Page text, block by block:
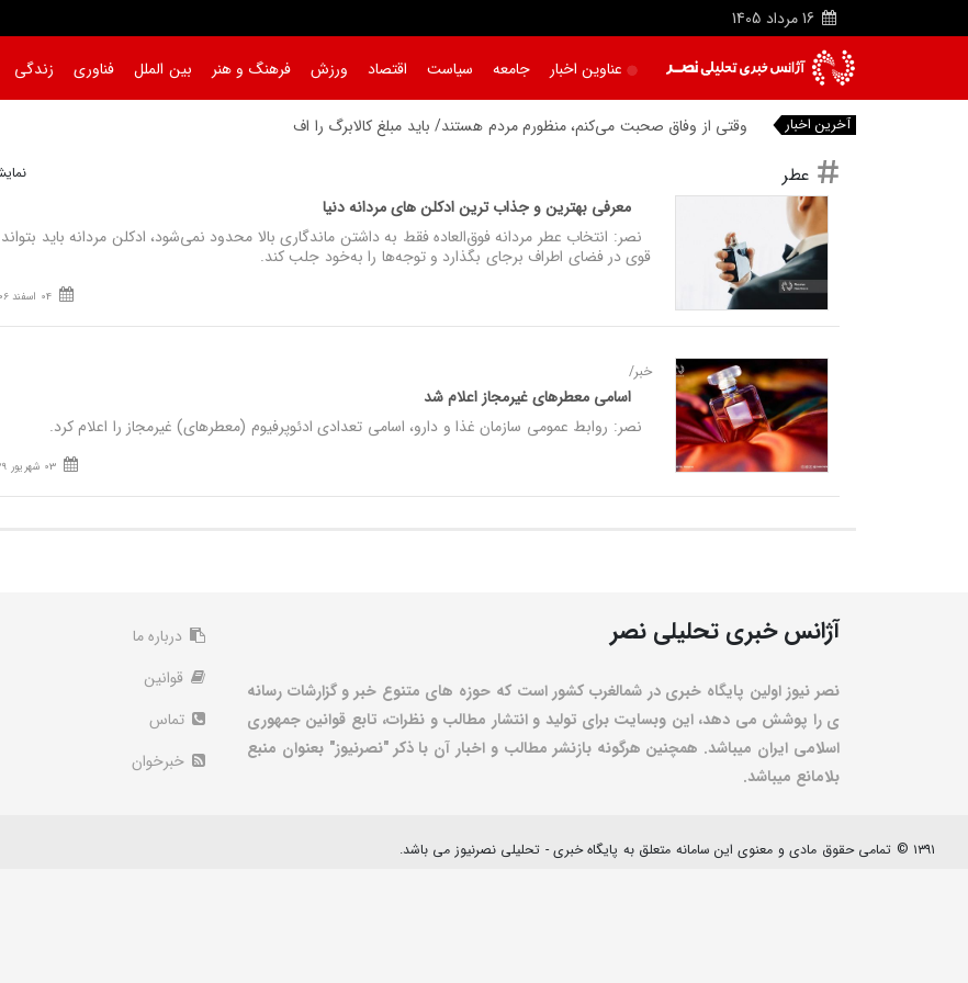
16 مرداد 1405
عناوین اخبار جامعه سیاست اقتصاد ورزش فرهنگ و هنر بین الملل فناوری زندگی
آخرین اخبار وقتی از وفاق صحبت می‌کنم، منظورم مردم هستند/ باید مبلغ کالابرگ را افزایش
عطر نمایش 1 تا
معرفی بهترین و جذاب ترین ادکلن های مردانه دنیا
نصر: انتخاب عطر مردانه فوق‌العاده فقط به داشتن ماندگاری بالا محدود نمی‌شود، ادکلن مردانه باید
قوی در فضای اطراف برجای بگذارد و توجه‌ها را به‌خود جلب کند.
04 اسفند 06
خبر/
اسامی معطرهای غیرمجاز اعلام شد
نصر: روابط عمومی سازمان غذا و دارو، اسامی تعدادی ادئوپرفیوم (معطرهای) غیرمجاز را اعلام کرد.
03 شهریور 29
آژانس خبری تحلیلی نصر
نصر نیوز اولین پایگاه خبری در شمالغرب کشور است که حوزه های متنوع خبر و گزارشات رسانه
ی را پوشش می دهد، این وبسایت برای تولید و انتشار مطالب و نظرات، تابع قوانین جمهوری
اسلامی ایران میباشد. همچنین هرگونه بازنشر مطالب و اخبار آن با ذکر "نصرنیوز" بعنوان منبع
بلامانع میباشد.
درباره ما
قوانین
تماس
خبرخوان
۱۳۹۱ © تمامی حقوق مادی و معنوی این سامانه متعلق به پایگاه خبری - تحلیلی نصرنیوز می باشد.